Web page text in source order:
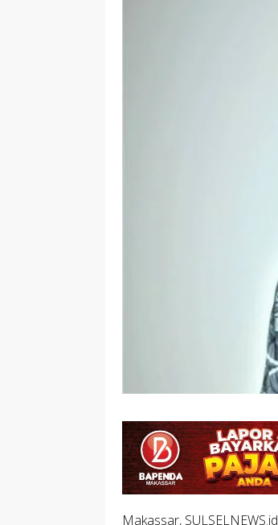
Makassar, SULSELNEWS.id